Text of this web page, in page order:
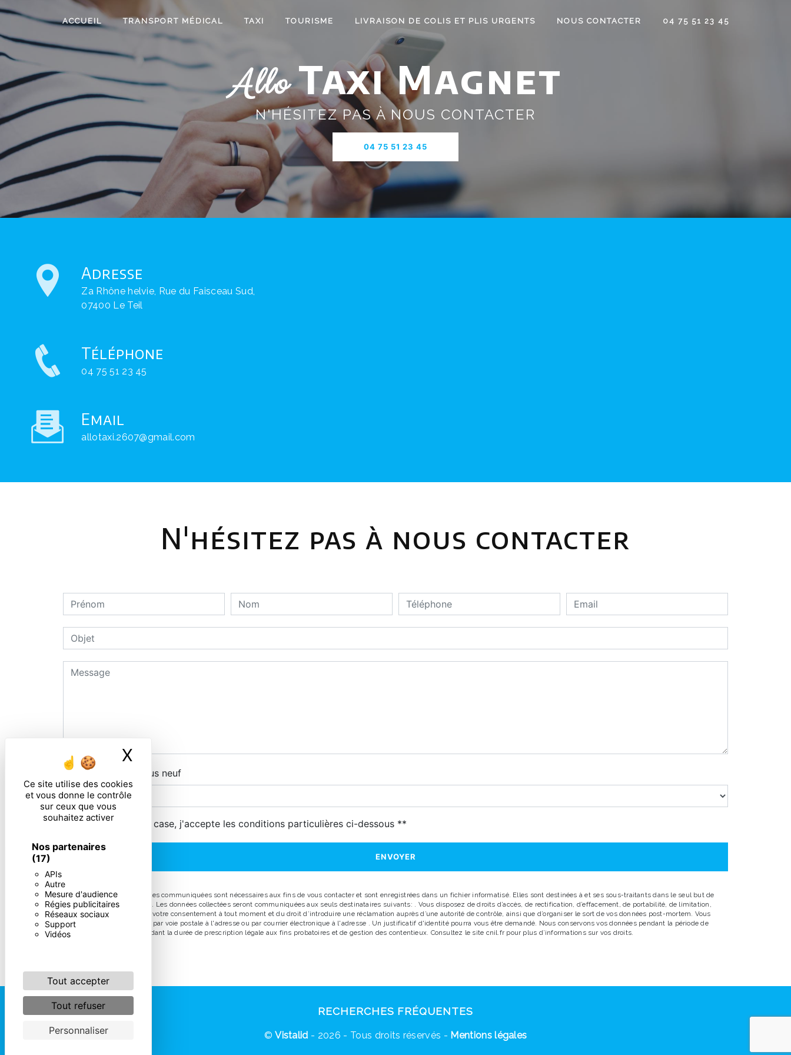
Panneau de gestion des cookies
Ce site utilise des cookies
et vous donne le contrôle
sur ceux que vous
souhaitez activer
Nos partenaires
(17)
APIs
Autre
Mesure d'audience
Régies publicitaires
Réseaux sociaux
Support
Vidéos
Tout accepter
Tout refuser
Personnaliser
X Masquer le bandeau des cookies
ACCUEIL TRANSPORT MÉDICAL TAXI TOURISME LIVRAISON DE COLIS ET PLIS URGENTS NOUS CONTACTER 04 75 51 23 45
AlloTaxi Magnet
N'HÉSITEZ PAS À NOUS CONTACTER
04 75 51 23 45
Adresse
Za Rhône helvie, Rue du Faisceau Sud,
07400 Le Teil
Téléphone
04 75 51 23 45
Email
allotaxi.2607@gmail.com
N'hésitez pas à nous contacter
Combien font un plus neuf
En cochant cette case, j'accepte les conditions particulières ci-dessous **
ENVOYER
** Les données personnelles communiquées sont nécessaires aux fins de vous contacter et sont enregistrées dans un fichier informatisé. Elles sont destinées à et ses sous-traitants dans le seul but de
répondre à votre message. Les données collectées seront communiquées aux seuls destinataires suivants: . Vous disposez de droits d’accès, de rectification, d’effacement, de portabilité, de limitation,
d’opposition, de retrait de votre consentement à tout moment et du droit d’introduire une réclamation auprès d’une autorité de contrôle, ainsi que d’organiser le sort de vos données post-mortem. Vous
pouvez exercer ces droits par voie postale à l'adresse ou par courrier électronique à l'adresse . Un justificatif d'identité pourra vous être demandé. Nous conservons vos données pendant la période de
prise de contact puis pendant la durée de prescription légale aux fins probatoires et de gestion des contentieux. Consultez le site cnil.fr pour plus d’informations sur vos droits.
RECHERCHES FRÉQUENTES
©Vistalid - 2026 - Tous droits réservés - Mentions légales